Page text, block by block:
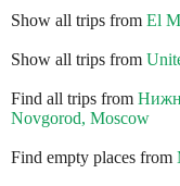
Show all trips from El
Show all trips from
Find all trips from
Novgorod, Moscow
Find empty places from